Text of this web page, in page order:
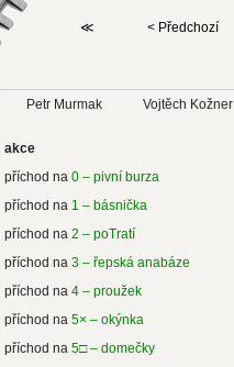
≪ < Předchozí
Petr Murmak
Vojtěch Kožner
akce
příchod na 0 – pivní burza
příchod na 1 – básnička
příchod na 2 – poTratí
příchod na 3 – řepská anabáze
příchod na 4 – proužek
příchod na 5× – okýnka
příchod na 5□ – domečky